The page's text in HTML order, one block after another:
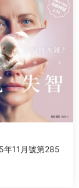
年11月號第285